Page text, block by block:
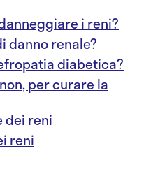
i reni?
danno renale?
diabetica?
per curare la
dei reni
reni